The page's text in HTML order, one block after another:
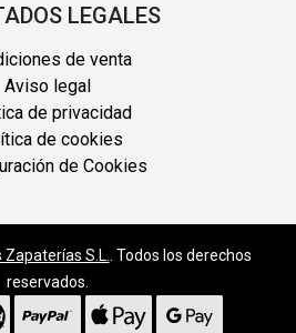
LEGALES
de venta
Aviso legal
de privacidad
de cookies
de Cookies
Zapaterías S.L.
. Todos los derechos
reservados.